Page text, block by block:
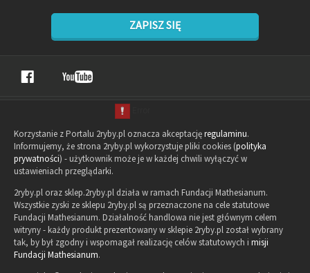
ZAPISZ SIĘ
Korzystanie z Portalu 2ryby.pl oznacza akceptacjęregulaminu.
Informujemy, że strona 2ryby.pl wykorzystuje pliki cookies (polityka
prywatności) - użytkownik może je w każdej chwili wyłączyć w
ustawieniach przeglądarki.
2ryby.pl oraz sklep.2ryby.pl działa w ramach Fundacji Mathesianum.
Wszystkie zyski ze sklepu 2ryby.pl są przeznaczone na cele statutowe
Fundacji Mathesianum. Działalność handlowa nie jest głównym celem
witryny - każdy produkt prezentowany w sklepie 2ryby.pl został wybrany
tak, by był zgodny i wspomagał realizację celów statutowych i misji
Fundacji Mathesianum.